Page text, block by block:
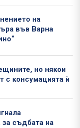
на
във Варна
но някои
с консумацията ѝ
съдбата на